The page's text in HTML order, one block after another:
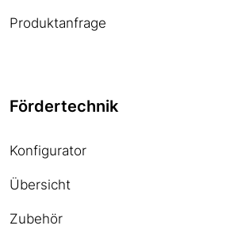
Produktanfrage
Fördertechnik
Konfigurator
Übersicht
Zubehör